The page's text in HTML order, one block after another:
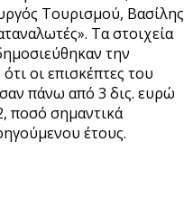
Τουρισμού, Βασίλης
Τα στοιχεία
την
οι επισκέπτες του
πάνω από 3 δις. ευρώ
ποσό σημαντικά
έτους.